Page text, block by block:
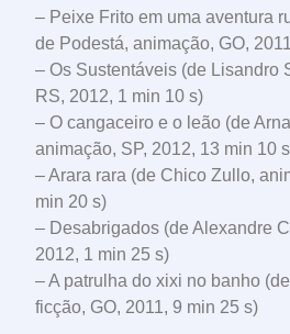
– Peixe Frito em uma aventura
de Podestá, animação, GO,
– Os Sustentáveis (de Lisandro
RS, 2012, 1 min 10 s)
– O cangaceiro e o leão (de
animação, SP, 2012, 13 min 10
– Arara rara (de Chico Zullo,
min 20 s)
– Desabrigados (de Alexandre
2012, 1 min 25 s)
– A patrulha do xixi no banho
ficção, GO, 2011, 9 min 25 s)